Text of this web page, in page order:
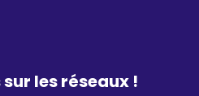
les réseaux !